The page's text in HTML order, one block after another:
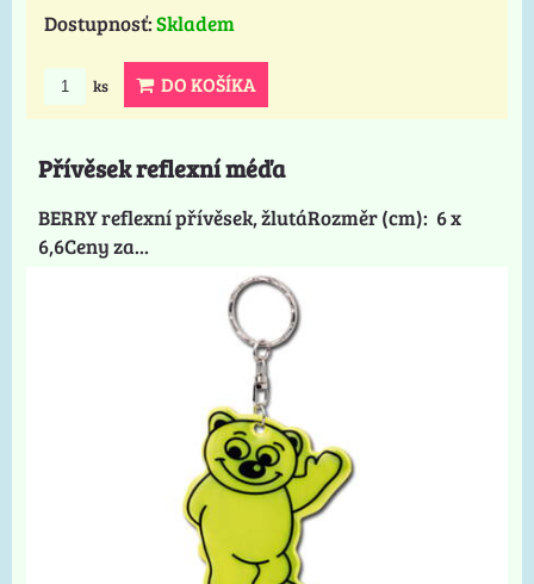
Dostupnosť:Skladem
ks DO KOŠÍKA
Přívěsek reflexní méďa
BERRY reflexní přívěsek, žlutáRozměr (cm): 6 x
6,6Ceny za...